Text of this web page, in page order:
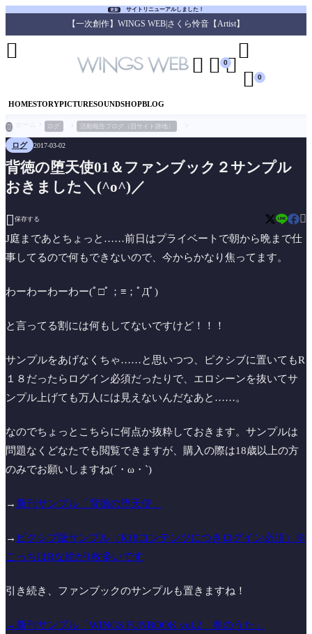
更新 サイトリニューアルしました！
【一次創作】WINGS WEB|さくら怜音【Artist】
HOMESTORYPICTURESOUNDSHOPBLOG
  0

 0

 ログ 活動報告ブログ（旧サイト跡地）
ログ 2017-03-02
背徳の堕天使01＆ファンブック２サンプル
おきました＼(^o^)／
 保存する 
J庭まであとちょっと……前日はプライベートで朝から晩まで仕
事してるので何もできないので、今からかなり焦ってます。
わーわーわーわー(ﾟ□ﾟ；≡；ﾟДﾟ)
と言ってる割には何もしてないですけど！！！
サンプルをあげなくちゃ……と思いつつ、ピクシブに置いてもR
１８だったらログイン必須だったりで、エロシーンを抜いてサ
ンプル上げても万人には見えないんだなあと……。
なのでちょっとこちらに何点か抜粋しておきます。サンプルは
問題なくどなたでも閲覧できますが、購入の際は18歳以上の方
のみでお願いしますね(´・ω・`)
→ 新刊サンプル「背徳の堕天使」
→ ピクシブ版サンプル（R18コンテンツにつきログイン必須）※
こっちはRな絵が1枚多いです
引き続き、ファンブックのサンプルも置きますね！
→新刊サンプル「WINGS FUNBOOK vol.2 春のうた」